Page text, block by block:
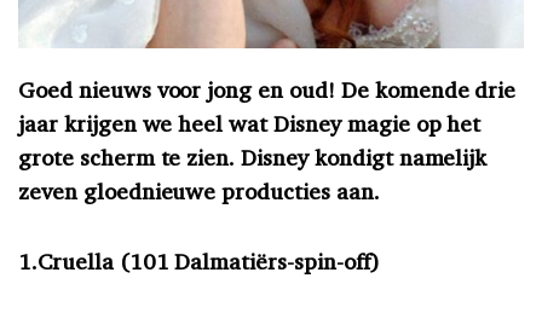
Goed nieuws voor jong en oud! De komende drie
jaar krijgen we heel wat Disney magie op het
grote scherm te zien. Disney kondigt namelijk
zeven gloednieuwe producties aan.
1.Cruella (101 Dalmatiërs-spin-off)